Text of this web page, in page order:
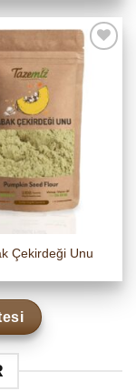
Çekirdeği Unu